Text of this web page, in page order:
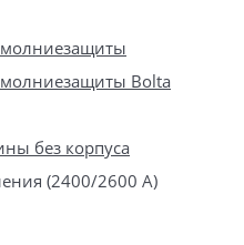
Bolta
без корпуса
(2400/2600 А)